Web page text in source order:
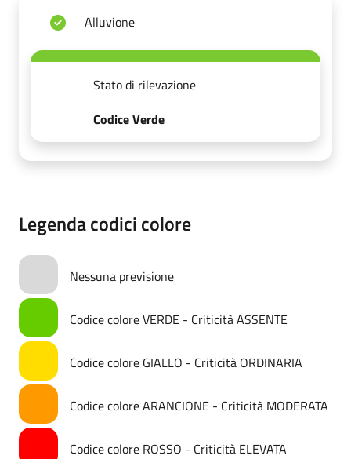
Alluvione
Stato di rilevazione
Codice Verde
Legenda codici colore
Nessuna previsione
Codice colore VERDE - Criticità ASSENTE
Codice colore GIALLO - Criticità ORDINARIA
Codice colore ARANCIONE - Criticità MODERATA
Codice colore ROSSO - Criticità ELEVATA